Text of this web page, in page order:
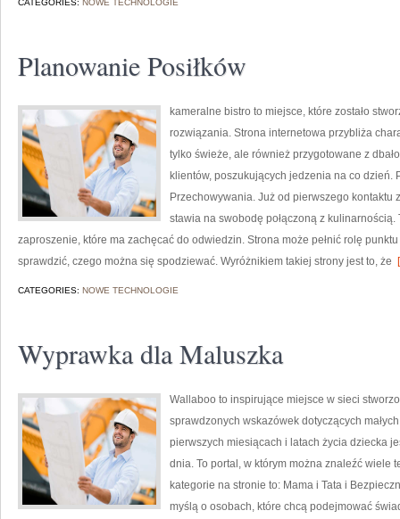
CATEGORIES: NOWE TECHNOLOGIE
Planowanie Posiłków
kameralne bistro to miejsce, które zostało
rozwiązania. Strona internetowa przybliża
tylko świeże, ale również przygotowane z
klientów, poszukujących jedzenia na co dzień.
Przechowywania. Już od pierwszego
stawia na swobodę połączoną z
zaproszenie, które ma zachęcać do odwiedzin. Strona może pełnić rolę
sprawdzić, czego można się spodziewać. Wyróżnikiem takiej strony jest to, że
CATEGORIES: NOWE TECHNOLOGIE
Wyprawka dla Maluszka
Wallaboo to inspirujące miejsce w sieci
sprawdzonych wskazówek dotyczących
pierwszych miesiącach i latach życia dziecka
dnia. To portal, w którym można znaleźć wiele
kategorie na stronie to: Mama i Tata i
myślą o osobach, które chcą podejmować